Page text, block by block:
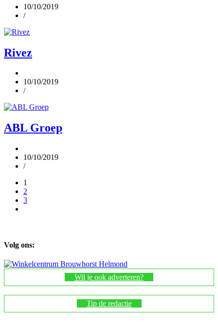
10/10/2019
/
Rivez
10/10/2019
/
ABL Groep
10/10/2019
/
1
2
3
Volg ons:
Wil je ook adverteren?
Tip de redactie